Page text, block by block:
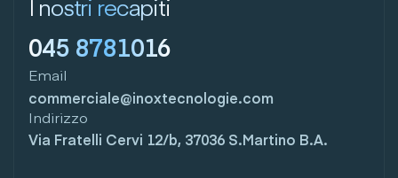
I nostri recapiti
045 8781016
Email
commerciale@inoxtecnologie.com
Indirizzo
Via Fratelli Cervi 12/b, 37036 S.Martino B.A.